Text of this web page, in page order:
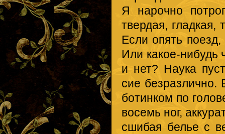
Я нарочно
твердая, гладкая,
Если опять
Или какое-нибудь
и нет? Наука
сие безразлично.
ботинком по
восемь ног,
сшибая белье с